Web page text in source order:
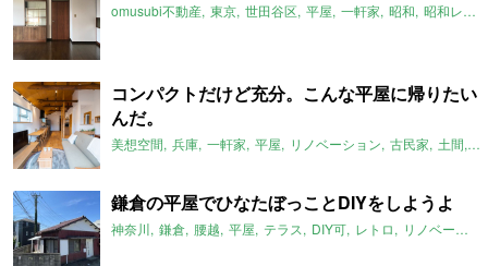
omusubi不動産 東京 世田谷区 平屋 一軒家 昭和 昭和レトロ
コンパクトだけど充分。こんな平屋に帰りたい
んだ。
美想空間 兵庫 一軒家 平屋 リノベーション 古民家 土間
鎌倉の平屋でひなたぼっことDIYをしようよ
神奈川 鎌倉 腰越 平屋 テラス DIY可 レトロ リノベーション